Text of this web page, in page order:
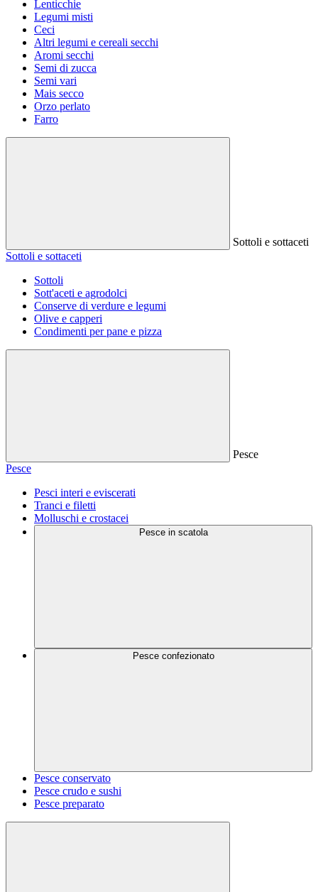
Lenticchie
Legumi misti
Ceci
Altri legumi e cereali secchi
Aromi secchi
Semi di zucca
Semi vari
Mais secco
Orzo perlato
Farro
Sottoli e sottaceti
Sottoli e sottaceti
Sottoli
Sott'aceti e agrodolci
Conserve di verdure e legumi
Olive e capperi
Condimenti per pane e pizza
Pesce
Pesce
Pesci interi e eviscerati
Tranci e filetti
Molluschi e crostacei
Pesce in scatola
Pesce confezionato
Pesce conservato
Pesce crudo e sushi
Pesce preparato